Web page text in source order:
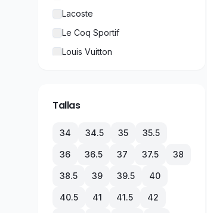
Lacoste
Le Coq Sportif
Louis Vuitton
Puma
Rolex
Tallas
34 34.5 35 35.5
36 36.5 37 37.5 38
38.5 39 39.5 40
40.5 41 41.5 42